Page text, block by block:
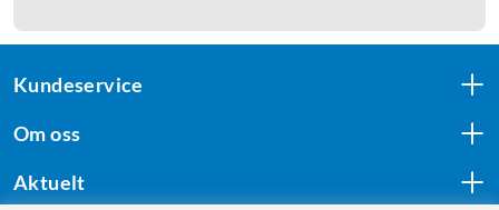
Kundeservice
Om oss
Aktuelt